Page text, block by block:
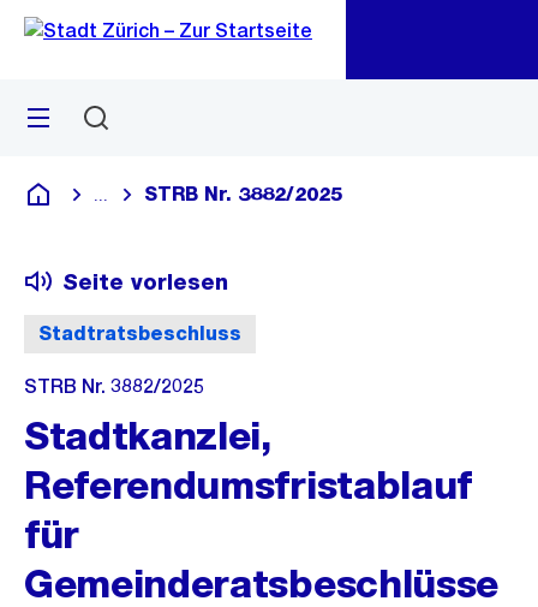
Navigation
Sprunglink
Menü
Deutsch
Blende alle Breadcrumbs ein
STRB Nr. 3882/2025
Stadtratsbeschluss
Seite vorlesen
STRB Nr. 3882/2025
Stadtkanzlei,
Referendumsfristablauf
für
Gemeinderatsbeschlüsse